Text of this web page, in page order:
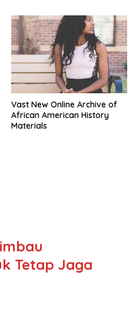
Vast New Online Archive of
African American History
Materials
Tetap Jaga